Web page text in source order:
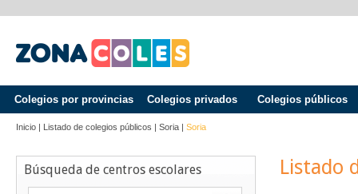
Colegios por provincias Colegios privados Colegios públicos
Inicio | Listado de colegios públicos | Soria | Soria
Búsqueda de centros escolares Listado